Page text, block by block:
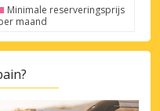
Minimale reserveringsprijs
maand